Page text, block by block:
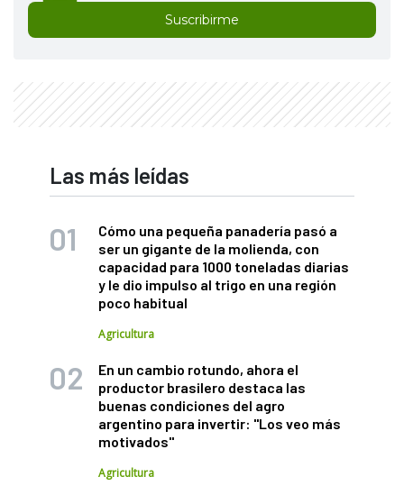
Suscribirme
Las más leídas
Cómo una pequeña panadería pasó a
ser un gigante de la molienda, con
capacidad para 1000 toneladas diarias
y le dio impulso al trigo en una región
poco habitual
Agricultura
En un cambio rotundo, ahora el
productor brasilero destaca las
buenas condiciones del agro
argentino para invertir: "Los veo más
motivados"
Agricultura